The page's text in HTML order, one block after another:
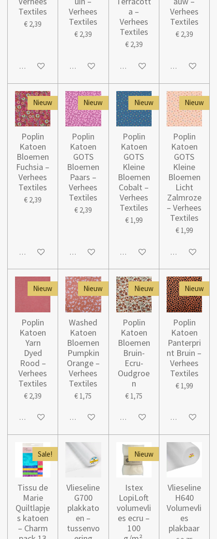
Textiles
€ 2,39
Houd mij op de hoogte
Verhees
Textiles
€ 2,39
In winkelwagen
a –
Verhees
Textiles
€ 2,39
In winkelwagen
Verhees
Textiles
€ 2,39
In winkelwagen
Nieuw
Poplin
Katoen
Bloemen
Fuchsia –
Verhees
Textiles
€ 2,39
In winkelwagen
Nieuw
Poplin
Katoen
GOTS
Bloemen
Paars –
Verhees
Textiles
€ 2,39
In winkelwagen
Nieuw
Poplin
Katoen
GOTS
Kleine
Bloemen
Cobalt –
Verhees
Textiles
€ 1,99
In winkelwagen
Nieuw
Poplin
Katoen
GOTS
Kleine
Bloemen
Licht
Zalmroze
– Verhees
Textiles
€ 1,99
In winkelwagen
Nieuw
Poplin
Katoen
Yarn
Dyed
Rood –
Verhees
Textiles
€ 2,39
In winkelwagen
Nieuw
Washed
Katoen
Bloemen
Pumpkin
Orange –
Verhees
Textiles
€ 1,75
In winkelwagen
Nieuw
Poplin
Katoen
Bloemen
Bruin-
Ecru-
Oudgroe
n
€ 1,75
In winkelwagen
Nieuw
Poplin
Katoen
Panterpri
nt Bruin –
Verhees
Textiles
€ 1,99
In winkelwagen
Sale!
Tissu de
Marie
Quiltlapje
s katoen
– Charm
Vlieseline
G700
plakkato
en –
tussenvo
Nieuw
Istex
LopiLoft
volumevli
es ecru –
100
Vlieseline
H640
Volumevli
es
plakbaar